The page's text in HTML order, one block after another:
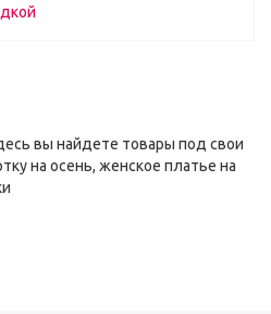
вы найдете товары под свои
на осень, женское платье на